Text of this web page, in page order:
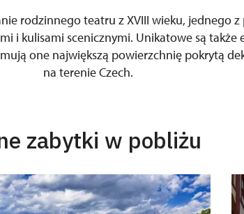
rodzinnego teatru z XVIII wieku, jednego
i kulisami scenicznymi. Unikatowe są także
one największą powierzchnię pokrytą
na terenie Czech.
zabytki w pobliżu